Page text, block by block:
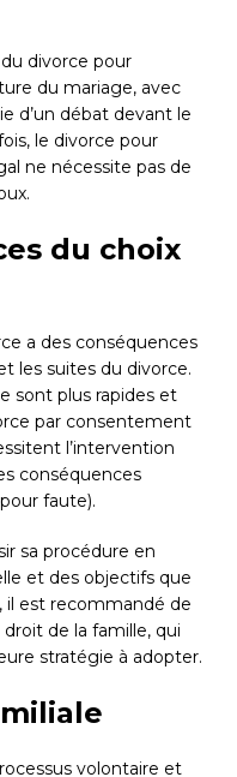
divorce pour
du mariage, avec
d’un débat devant le
le divorce pour
ne nécessite pas de
du choix
a des conséquences
les suites du divorce.
sont plus rapides et
par consentement
l’intervention
conséquences
faute).
sa procédure en
et des objectifs que
il est recommandé de
de la famille, qui
stratégie à adopter.
volontaire et